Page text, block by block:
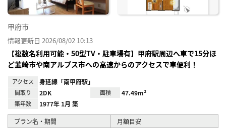
甲府市
情報更新日 2026/08/02 10:13
【複数名利用可能・50型TV・駐車場有】甲府駅周辺へ車で15分ほ
ど韮崎市や南アルプス市への高速からのアクセスで車便利！
アクセス 身延線「南甲府駅」
間取り 2DK 面積 47.49m²
築年数 1977年 1月 築
プラン名・期間
月額目安